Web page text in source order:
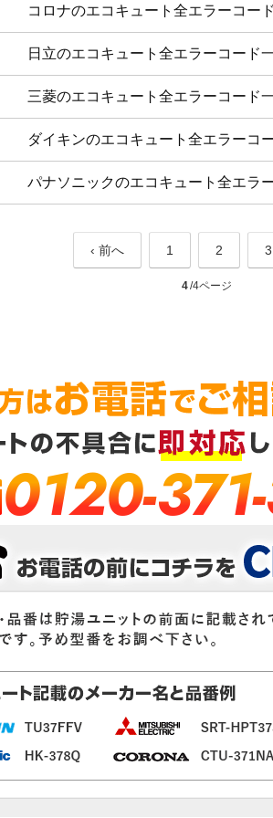
コロナのエコキュート全エラーコー
日立のエコキュート全エラーコード
三菱のエコキュート全エラーコード
ダイキンのエコキュート全エラーコ
パナソニックのエコキュート全エラ
‹ 前へ 1 2 3
4/4ページ
0120-